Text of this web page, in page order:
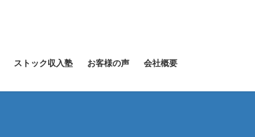
ストック収入塾 お客様の声 会社概要